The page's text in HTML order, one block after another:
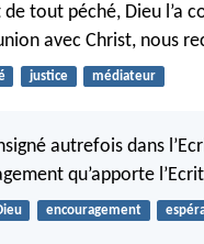
tout péché, Dieu l’a
avec Christ, nous
justice médiateur
autrefois dans
qu’apporte
encouragement